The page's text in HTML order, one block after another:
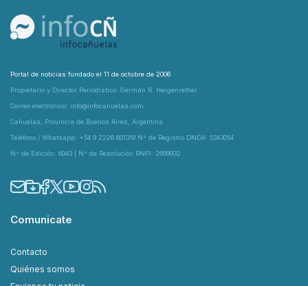
Portal de noticias fundado el 11 de octubre de 2006
Propietario y Director Periodístico: Germán R. Hergenrether
Correo electrónico: info@infocanuelas.com
Cañuelas, Provincia de Buenos Aires, Argentina
Teléfono / Whatsapp: +54 9 2226 601319 N° de Registro DNDA: 5343054
N° de Edición: 6043 | N° de Resolución RNPI: 2699932
Comunicate
Contacto
Quiénes somos